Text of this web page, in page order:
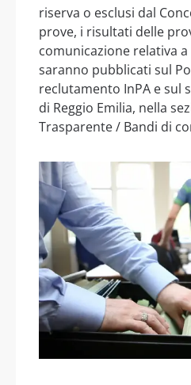
riserva o esclusi dal
prove, i risultati delle
comunicazione relativa
saranno pubblicati sul
reclutamento InPA e sul
di Reggio Emilia, nella
Trasparente / Bandi di